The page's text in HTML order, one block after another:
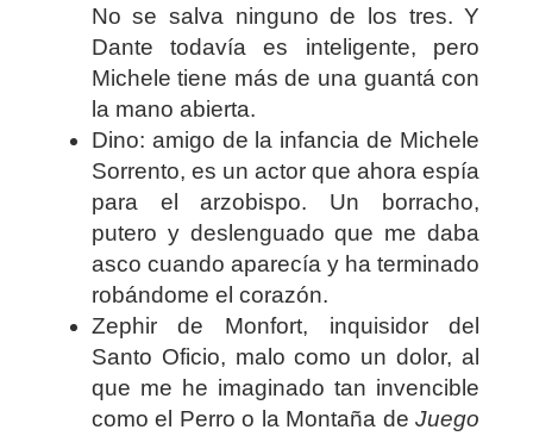
No se salva ninguno de los tres. Y
Dante todavía es inteligente, pero
Michele tiene más de una guantá con
la mano abierta.
Dino: amigo de la infancia de Michele
Sorrento, es un actor que ahora espía
para el arzobispo. Un borracho,
putero y deslenguado que me daba
asco cuando aparecía y ha terminado
robándome el corazón.
Zephir de Monfort, inquisidor del
Santo Oficio, malo como un dolor, al
que me he imaginado tan invencible
como el Perro o la Montaña deJuego